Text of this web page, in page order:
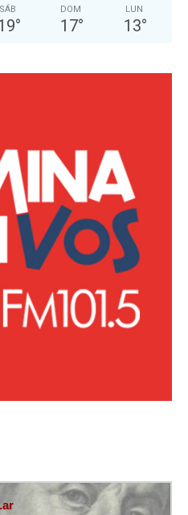
SÁB
°
DOM
17°
LUN
13°